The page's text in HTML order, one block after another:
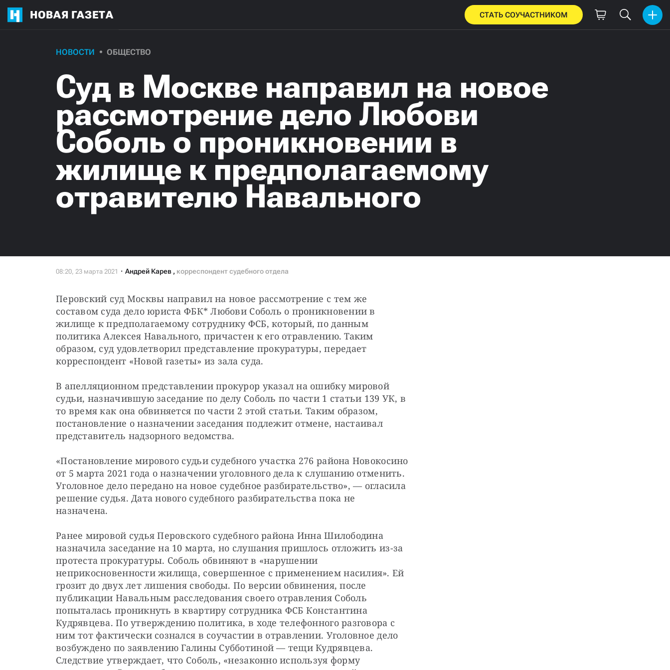
НОВАЯ ГАЗЕТА СТАТЬ СОУЧАСТНИКОМ
НОВОСТИ ОБЩЕСТВО
Суд в Москве направил на новое
рассмотрение дело Любови
Соболь о проникновении в
жилище к предполагаемому
отравителю Навального
Андрей Карев , корреспондент судебного отдела
Перовский суд Москвы направил на новое рассмотрение с тем же
составом суда дело юриста ФБК* Любови Соболь о проникновении в
жилище к предполагаемому сотруднику ФСБ, который, по данным
политика Алексея Навального, причастен к его отравлению. Таким
образом, суд удовлетворил представление прокуратуры, передает
корреспондент «Новой газеты» из зала суда.
В апелляционном представлении прокурор указал на ошибку мировой
судьи, назначившую заседание по делу Соболь по части 1 статьи 139 УК, в
то время как она обвиняется по части 2 этой статьи. Таким образом,
постановление о назначении заседания подлежит отмене, настаивал
представитель надзорного ведомства.
«Постановление мирового судьи судебного участка 276 района Новокосино
от 5 марта 2021 года о назначении уголовного дела к слушанию отменить.
Уголовное дело передано на новое судебное разбирательство», — огласила
решение судья. Дата нового судебного разбирательства пока не
назначена.
Ранее мировой судья Перовского судебного района Инна Шилободина
назначила заседание на 10 марта, но слушания пришлось отложить из-за
протеста прокуратуры. Соболь обвиняют в «нарушении
неприкосновенности жилища, совершенное с применением насилия». Ей
грозит до двух лет лишения свободы. По версии обвинения, после
публикации Навальным расследования своего отравления Соболь
попыталась проникнуть в квартиру сотрудника ФСБ Константина
Кудрявцева. По утверждению политика, в ходе телефонного разговора с
ним тот фактически сознался в соучастии в отравлении. Уголовное дело
возбуждено по заявлению Галины Субботиной — тещи Кудрявцева.
Следствие утверждает, что Соболь, «незаконно используя форму